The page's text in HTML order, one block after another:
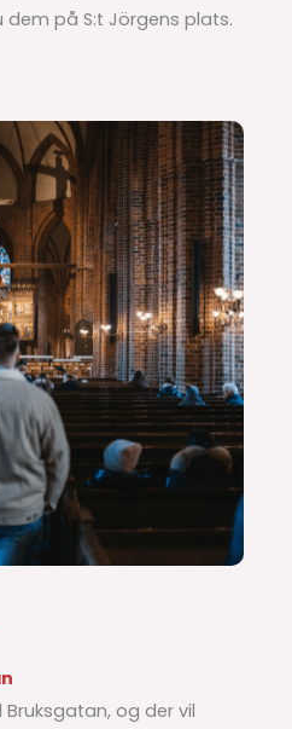
på S:t Jörgens plats.
og der vil